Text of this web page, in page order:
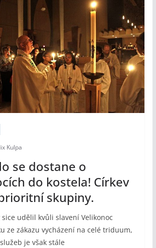
Kulpa
se dostane o
do kostela! Církev
skupiny.
udělil kvůli slavení Velikonoc
ze zákazu vycházení na celé triduum,
je však stále